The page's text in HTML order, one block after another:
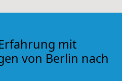
mit
von Berlin nach